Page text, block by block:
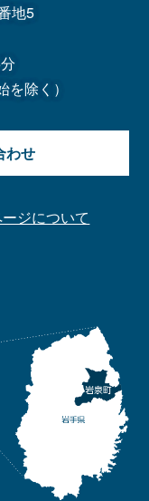
地5
を除く）
わせ
ジについて